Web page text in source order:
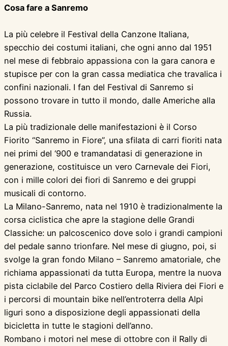
Cosa fare a Sanremo
La più celebre il Festival della Canzone Italiana,
specchio dei costumi italiani, che ogni anno dal 1951
nel mese di febbraio appassiona con la gara canora e
stupisce per con la gran cassa mediatica che travalica i
confini nazionali. I fan del Festival di Sanremo si
possono trovare in tutto il mondo, dalle Americhe alla
Russia.
La più tradizionale delle manifestazioni è il Corso
Fiorito “Sanremo in Fiore”, una sfilata di carri fioriti nata
nei primi del ‘900 e tramandatasi di generazione in
generazione, costituisce un vero Carnevale dei Fiori,
con i mille colori dei fiori di Sanremo e dei gruppi
musicali di contorno.
La Milano-Sanremo, nata nel 1910 è tradizionalmente la
corsa ciclistica che apre la stagione delle Grandi
Classiche: un palcoscenico dove solo i grandi campioni
del pedale sanno trionfare. Nel mese di giugno, poi, si
svolge la gran fondo Milano – Sanremo amatoriale, che
richiama appassionati da tutta Europa, mentre la nuova
pista ciclabile del Parco Costiero della Riviera dei Fiori e
i percorsi di mountain bike nell’entroterra della Alpi
liguri sono a disposizione degli appassionati della
bicicletta in tutte le stagioni dell’anno.
Rombano i motori nel mese di ottobre con il Rally di